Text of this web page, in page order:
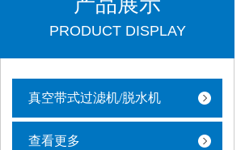
PRODUCT DISPLAY
真空带式过滤机/脱水机
查看更多